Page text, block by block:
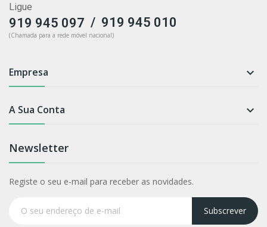
Ligue
919 945 097 / 919 945 010
(Chamada para a rede móvel nacional)
Empresa 
A Sua Conta 
Newsletter
Registe o seu e-mail para receber as novidades.
Subscrever